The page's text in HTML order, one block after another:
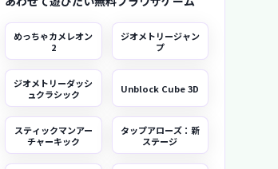
めっちゃカメレオン
2
ジオメトリージャン
プ
ジオメトリーダッシ
ュクラシック
Unblock Cube 3D
スティックマンアー
チャーキック
タップアローズ：新
ステージ